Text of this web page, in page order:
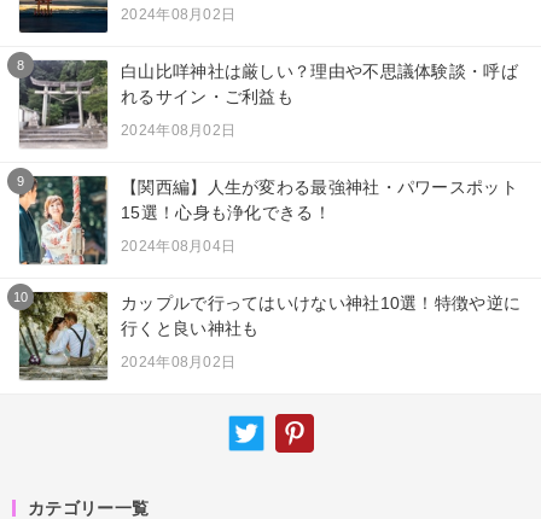
2024年08月02日
8
白山比咩神社は厳しい？理由や不思議体験談・呼ば
れるサイン・ご利益も
2024年08月02日
9
【関西編】人生が変わる最強神社・パワースポット
15選！心身も浄化できる！
2024年08月04日
10
カップルで行ってはいけない神社10選！特徴や逆に
行くと良い神社も
2024年08月02日
カテゴリー一覧